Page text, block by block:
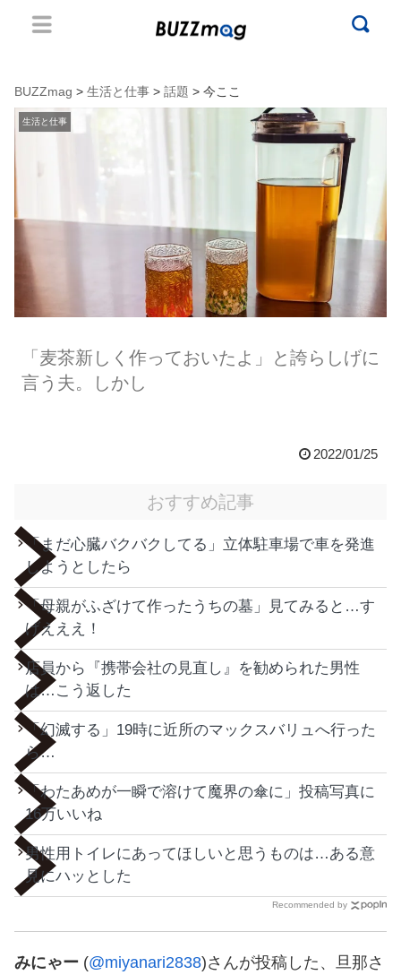
BUZZmag > 生活と仕事 > 話題 > 今ここ
生活と仕事
「麦茶新しく作っておいたよ」と誇らしげに
言う夫。しかし
2022/01/25
おすすめ記事
「まだ心臓バクバクしてる」立体駐車場で車を発進
しようとしたら
「母親がふざけて作ったうちの墓」見てみると…す
げえええ！
店員から『携帯会社の見直し』を勧められた男性
は…こう返した
「幻滅する」19時に近所のマックスバリュへ行った
ら…
「わたあめが一瞬で溶けて魔界の傘に」投稿写真に
16万いいね
男性用トイレにあってほしいと思うものは…ある意
見にハッとした
Recommended by
みにゃー (@miyanari2838)さんが投稿した、旦那さ